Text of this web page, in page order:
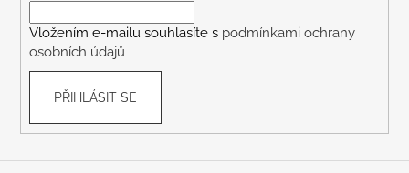
r
ý
p
Vložením e-mailu souhlasíte s podmínkami ochrany
osobních údajů
PŘIHLÁSIT SE